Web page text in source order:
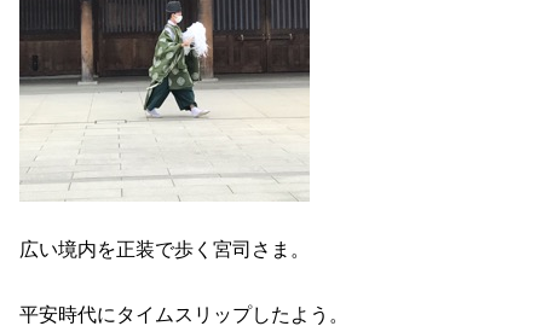
広い境内を正装で歩く宮司さま。
平安時代にタイムスリップしたよう。